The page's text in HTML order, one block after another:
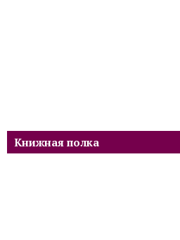
Книжная полка